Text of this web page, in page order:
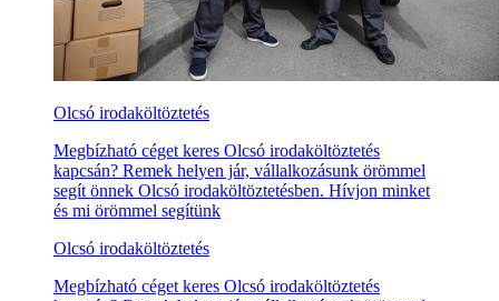
Olcsó irodaköltöztetés
Megbízható céget keres Olcsó irodaköltöztetés
kapcsán? Remek helyen jár, vállalkozásunk örömmel
segít önnek Olcsó irodaköltöztetésben. Hívjon minket
és mi örömmel segítünk
Olcsó irodaköltöztetés
Megbízható céget keres Olcsó irodaköltöztetés